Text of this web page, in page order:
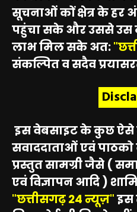
सूचनाओं कों क्षेत्र के हर
पहुंचा सके और उससे उस
लाभ मिल सके अत:
संकल्पित व सदैव
इस वेबसाइट के कुछ ऐसे
सवाददाताओं एवं पाठको
प्रस्तुत सामग्री जैसे (
एवं विज्ञापन आदि )
"छत्तीसगढ़ 24 न्यूज़"इस